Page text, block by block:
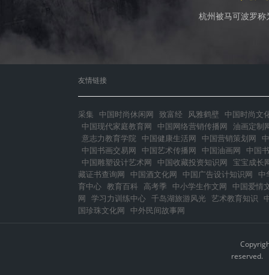
杭州被马可波罗
友情链接
采集 中国时尚休闲网 致富经 风雅鹤壁
中国时尚文
中国现代家庭教育网
中国网络营销传播网 油画定制
意志力教育学院 中国健康生活网 中国营销策划网
中国书画交易网
中国艺术传播网 中国油画网
中国
中国雕塑设计艺术网
中国收藏投资知识网 宝宝成长
藏证书查询网
中国酒文化网 中国广告设计知识网
中
育中心 教育百科 高考季 中小学生作文网
中国爱情
网 学习力训练中心 千岛湖旅游风光 艺术教育知识
国珍珠文化网
中外民间故事网